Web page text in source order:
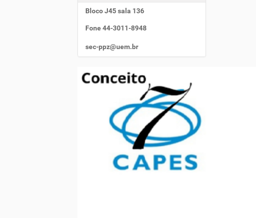
Bloco J45 sala 136
Fone 44-3011-8948
sec-ppz@uem.br